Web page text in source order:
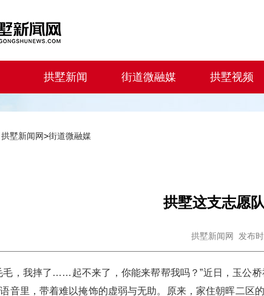
拱墅新闻 街道微融媒 拱墅视频
拱墅新闻网>街道微融媒
拱墅这支志愿
拱墅新闻网 发布
毛，我摔了……起不来了，你能来帮帮我吗？”近日，玉公
音里，带着难以掩饰的虚弱与无助。原来，家住朝晖二区